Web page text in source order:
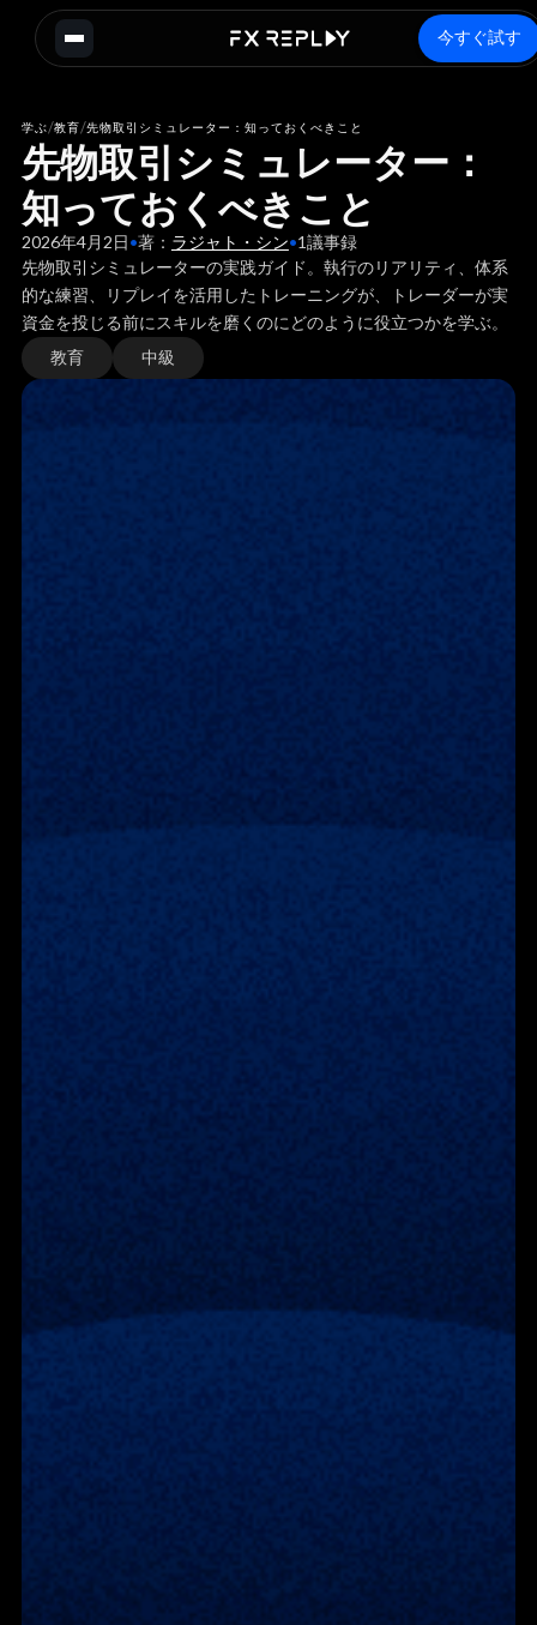
今すぐ試す
学ぶ/教育/先物取引シミュレーター：知っておくべきこと
先物取引シミュレーター：
知っておくべきこと
2026年4月2日•著： ラジャト・シン•1議事録
先物取引シミュレーターの実践ガイド。執行のリアリティ、体系
的な練習、リプレイを活用したトレーニングが、トレーダーが実
資金を投じる前にスキルを磨くのにどのように役立つかを学ぶ。
教育 中級